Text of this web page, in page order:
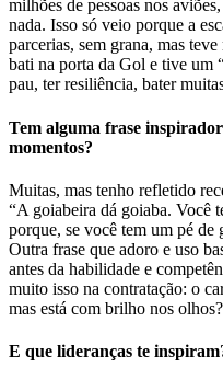
milhões de pessoas nos
nada. Isso só veio porque a
parcerias, sem grana, mas
bati na porta da Gol e tive um
pau, ter resiliência, bater
Tem alguma frase
momentos?
Muitas, mas tenho refletido
“A goiabeira dá goiaba. Você
porque, se você tem um pé de
Outra frase que adoro e uso
antes da habilidade e
muito isso na contratação: o
mas está com brilho nos
E que lideranças te